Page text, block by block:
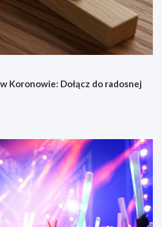
Koronowie: Dołącz do radosnej